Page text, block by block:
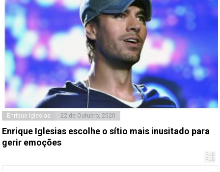
Enrique Iglesias 22 de Outubro, 2020
Enrique Iglesias escolhe o sítio mais inusitado para
gerir emoções